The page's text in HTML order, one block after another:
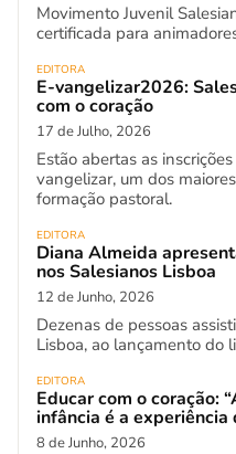
Movimento Juvenil
certificada para
EDITORA
E-vangelizar2026:
com o coração
17 de Julho, 2026
Estão abertas as
vangelizar, um dos
formação pastoral.
EDITORA
Diana Almeida
nos Salesianos Lisboa
12 de Junho, 2026
Dezenas de pessoas
Lisboa, ao lançamento do
EDITORA
Educar com o coração:
infância é a experiência
8 de Junho, 2026